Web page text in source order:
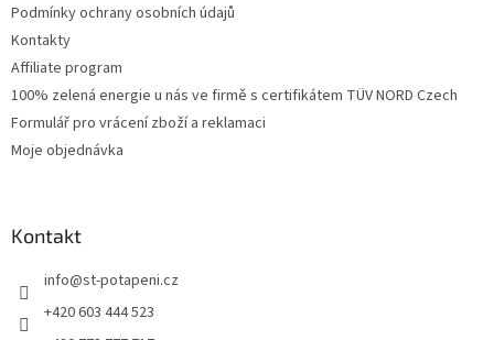
Podmínky ochrany osobních údajů
Kontakty
Affiliate program
100% zelená energie u nás ve firmě s certifikátem TÜV NORD Czech
Formulář pro vrácení zboží a reklamaci
Moje objednávka
Kontakt
info@st-potapeni.cz
+420 603 444 523